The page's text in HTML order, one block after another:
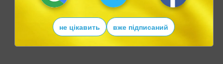
не цікавить вже підписаний